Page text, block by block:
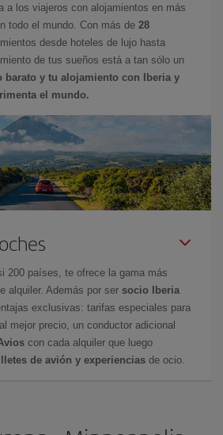
a los viajeros con alojamientos en más
todo el mundo. Con más de 28
desde hoteles de lujo hasta
de tus sueños está a tan sólo un
barato y tu alojamiento con Iberia y
el mundo.
200 países, te ofrece la gama más
alquiler. Además por ser socio Iberia
exclusivas: tarifas especiales para
mejor precio, un conductor adicional
con cada alquiler que luego
de avión y experiencias de ocio.